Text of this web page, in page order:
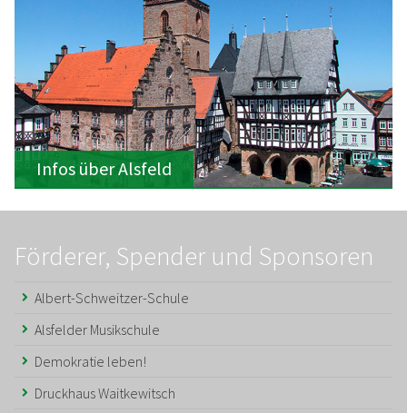
Infos über Alsfeld
Förderer, Spender und Sponsoren
Albert-Schweitzer-Schule
Alsfelder Musikschule
Demokratie leben!
Druckhaus Waitkewitsch